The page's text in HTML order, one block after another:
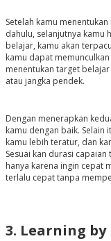
Setelah kamu
dahulu, selanjutnya kamu
belajar, kamu akan
kamu dapat
menentukan target
atau jangka pendek.
Dengan menerapkan
kamu dengan baik.
kamu lebih teratur, dan
Sesuai kan durasi
hanya karena ingin cepat
terlalu cepat tanpa
3. Learning by